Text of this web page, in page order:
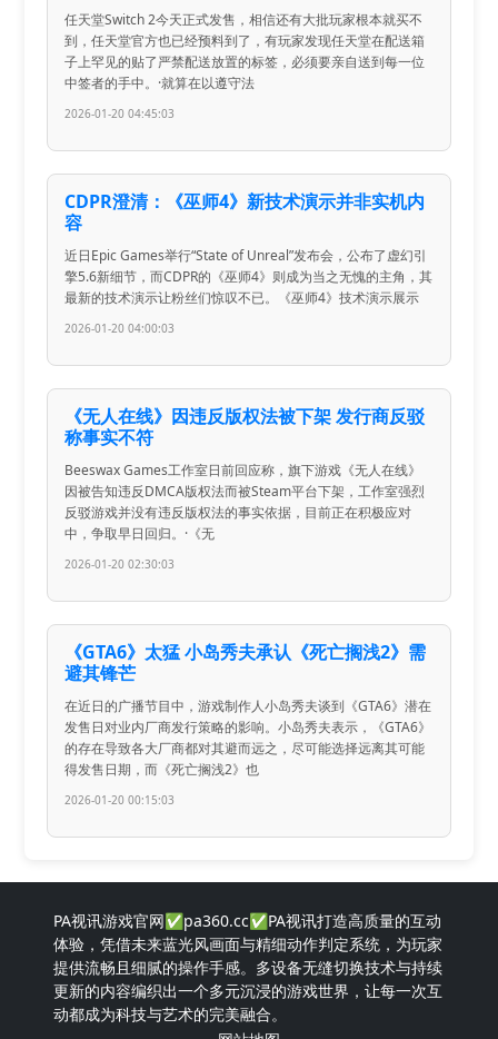
任天堂Switch 2今天正式发售，相信还有大批玩家根本就买不
到，任天堂官方也已经预料到了，有玩家发现任天堂在配送箱
子上罕见的贴了严禁配送放置的标签，必须要亲自送到每一位
中签者的手中。·就算在以遵守法
2026-01-20 04:45:03
CDPR澄清：《巫师4》新技术演示并非实机内
容
近日Epic Games举行“State of Unreal”发布会，公布了虚幻引
擎5.6新细节，而CDPR的《巫师4》则成为当之无愧的主角，其
最新的技术演示让粉丝们惊叹不已。《巫师4》技术演示展示
2026-01-20 04:00:03
《无人在线》因违反版权法被下架 发行商反驳
称事实不符
Beeswax Games工作室日前回应称，旗下游戏《无人在线》
因被告知违反DMCA版权法而被Steam平台下架，工作室强烈
反驳游戏并没有违反版权法的事实依据，目前正在积极应对
中，争取早日回归。·《无
2026-01-20 02:30:03
《GTA6》太猛 小岛秀夫承认《死亡搁浅2》需
避其锋芒
在近日的广播节目中，游戏制作人小岛秀夫谈到《GTA6》潜在
发售日对业内厂商发行策略的影响。小岛秀夫表示，《GTA6》
的存在导致各大厂商都对其避而远之，尽可能选择远离其可能
得发售日期，而《死亡搁浅2》也
2026-01-20 00:15:03
PA视讯游戏官网✅pa360.cc✅PA视讯打造高质量的互动
体验，凭借未来蓝光风画面与精细动作判定系统，为玩家
提供流畅且细腻的操作手感。多设备无缝切换技术与持续
更新的内容编织出一个多元沉浸的游戏世界，让每一次互
动都成为科技与艺术的完美融合。